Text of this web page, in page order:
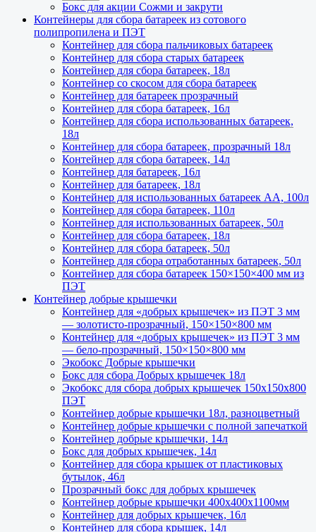
Бокс для акции Сожми и закрути
Контейнеры для сбора батареек из сотового
полипропилена и ПЭТ
Контейнер для сбора пальчиковых батареек
Контейнер для сбора старых батареек
Контейнер для сбора батареек, 18л
Контейнер со скосом для сбора батареек
Контейнер для батареек прозрачный
Контейнер для сбора батареек, 16л
Контейнер для сбора использованных батареек,
18л
Контейнер для сбора батареек, прозрачный 18л
Контейнер для сбора батареек, 14л
Контейнер для батареек, 16л
Контейнер для батареек, 18л
Контейнер для использованных батареек АА, 100л
Контейнер для сбора батареек, 110л
Контейнер для использованных батареек, 50л
Контейнер для сбора батареек, 18л
Контейнер для сбора батареек, 50л
Контейнер для сбора отработанных батареек, 50л
Контейнер для сбора батареек 150×150×400 мм из
ПЭТ
Контейнер добрые крышечки
Контейнер для «добрых крышечек» из ПЭТ 3 мм
— золотисто-прозрачный, 150×150×800 мм
Контейнер для «добрых крышечек» из ПЭТ 3 мм
— бело-прозрачный, 150×150×800 мм
Экобокс Добрые крышечки
Бокс для сбора Добрых крышечек 18л
Экобокс для сбора добрых крышечек 150х150х800
ПЭТ
Контейнер добрые крышечки 18л, разноцветный
Контейнер добрые крышечки с полной запечаткой
Контейнер добрые крышечки, 14л
Бокс для добрых крышечек, 14л
Контейнер для сбора крышек от пластиковых
бутылок, 46л
Прозрачный бокс для добрых крышечек
Контейнер добрые крышечки 400х400х1100мм
Контейнер для добрых крышечек, 16л
Контейнер для сбора крышек, 14л